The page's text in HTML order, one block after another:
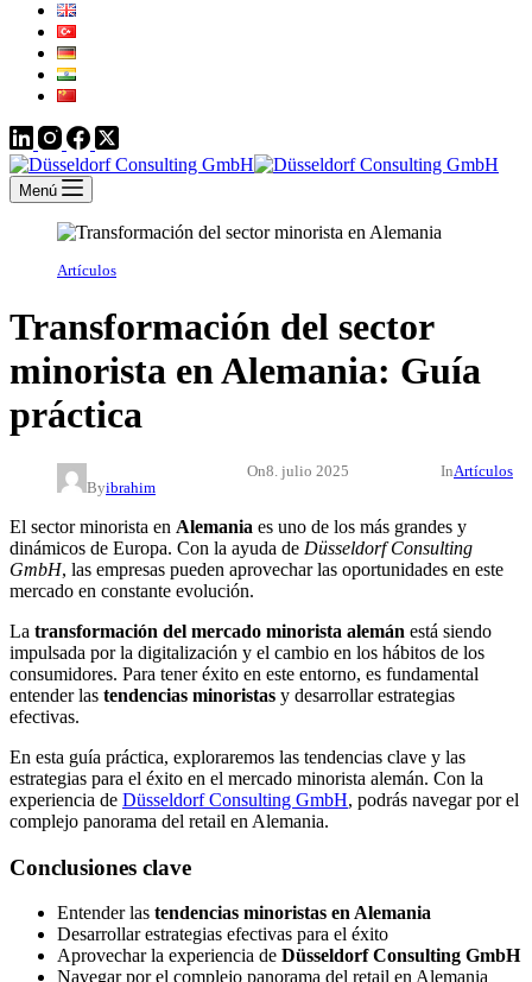
Menú
Artículos
Transformación del sector
minorista en Alemania: Guía
práctica
Byibrahim
On8. julio 2025 InArtículos
El sector minorista en Alemania es uno de los más grandes y
dinámicos de Europa. Con la ayuda de Düsseldorf Consulting
GmbH, las empresas pueden aprovechar las oportunidades en este
mercado en constante evolución.
La transformación del mercado minorista alemán está siendo
impulsada por la digitalización y el cambio en los hábitos de los
consumidores. Para tener éxito en este entorno, es fundamental
entender las tendencias minoristas y desarrollar estrategias
efectivas.
En esta guía práctica, exploraremos las tendencias clave y las
estrategias para el éxito en el mercado minorista alemán. Con la
experiencia de Düsseldorf Consulting GmbH, podrás navegar por el
complejo panorama del retail en Alemania.
Conclusiones clave
Entender las tendencias minoristas en Alemania
Desarrollar estrategias efectivas para el éxito
Aprovechar la experiencia de Düsseldorf Consulting GmbH
Navegar por el complejo panorama del retail en Alemania